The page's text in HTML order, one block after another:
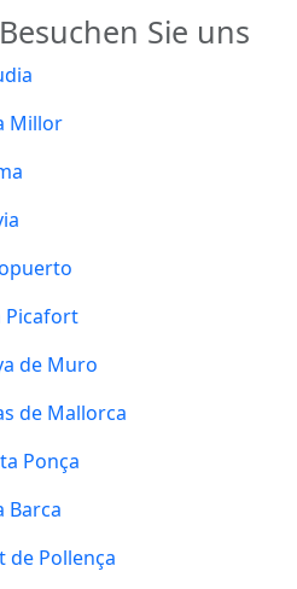
Besuchen Sie uns
Millor
Picafort
de Muro
de Mallorca
Ponça
Barca
Pollença